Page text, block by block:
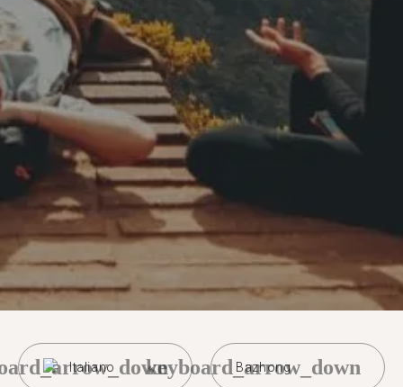
Italiano Bazhong
keyboard_arrow_down